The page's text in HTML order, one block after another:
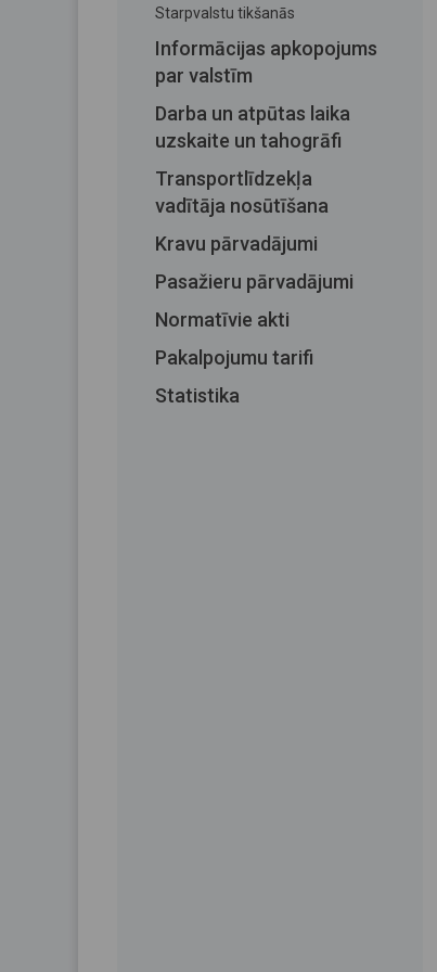
Starpvalstu tikšanās
Informācijas apkopojums
par valstīm
Darba un atpūtas laika
uzskaite un tahogrāfi
Transportlīdzekļa
vadītāja nosūtīšana
Kravu pārvadājumi
Pasažieru pārvadājumi
Normatīvie akti
Pakalpojumu tarifi
Statistika